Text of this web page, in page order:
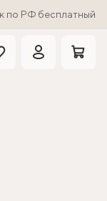
по РФ бесплатный